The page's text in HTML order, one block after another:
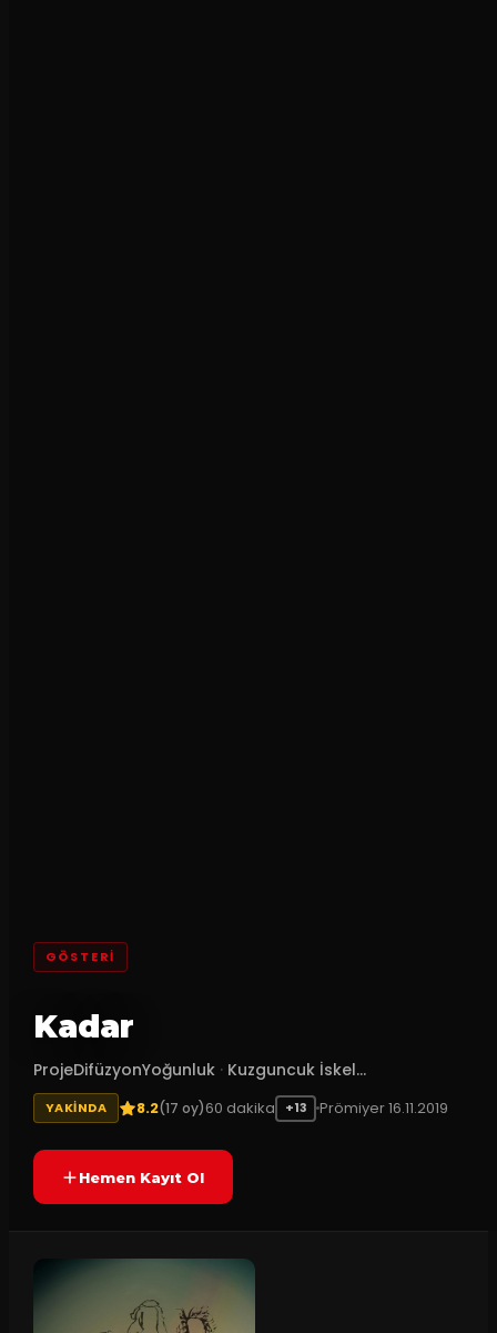
GÖSTERI
Kadar
ProjeDifüzyonYoğunluk · Kuzguncuk İskel...
YAKINDA 8.2(17 oy)60 dakika +13 Prömiyer16.11.2019
Hemen Kayıt Ol